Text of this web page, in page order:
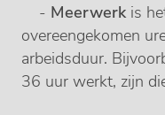
- Meerwerk is
overeengekomen
arbeidsduur.
36 uur werkt, zijn